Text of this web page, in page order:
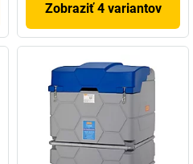
Zobraziť 4 variantov